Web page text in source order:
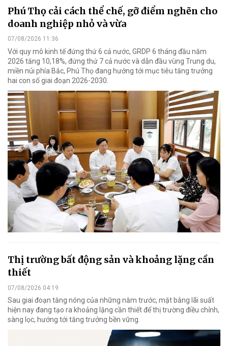
Phú Thọ cải cách thể chế, gỡ điểm nghẽn cho
doanh nghiệp nhỏ và vừa
07/08/2026 11:36
Với quy mô kinh tế đứng thứ 6 cả nước, GRDP 6 tháng đầu năm
2026 tăng 10,18%, đứng thứ 7 cả nước và dẫn đầu vùng Trung du,
miền núi phía Bắc, Phú Thọ đang hướng tới mục tiêu tăng trưởng
hai con số giai đoạn 2026-2030.
Thị trường bất động sản và khoảng lặng cần
thiết
07/08/2026 04:19
Sau giai đoạn tăng nóng của những năm trước, mặt bằng lãi suất
hiện nay đang tạo ra khoảng lặng cần thiết để thị trường điều chỉnh,
sàng lọc, hướng tới tăng trưởng bền vững.